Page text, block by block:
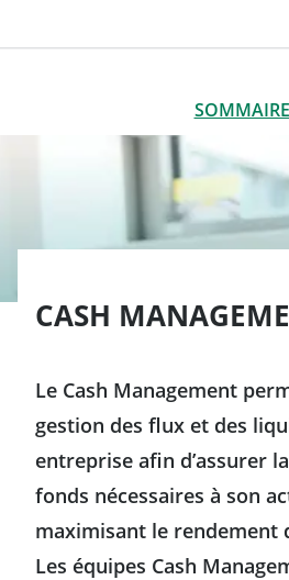
SOMMAIRE
Des solutions de Cash
les institutions financières
Certification SWIFTNet avancée
Cash clearing services
Dépôts verts (Green deposits)
Comment fonctionne le dépôt
Rémunération en compte courant
CASH
Le Cash Management
gestion des flux et des
entreprise afin d’assurer
fonds nécessaires à son
maximisant le rendement
Les équipes Cash